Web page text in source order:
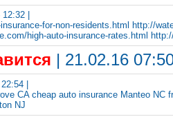
|
for-non-residents.html
http://
high-auto-insurance-rates.html
| 21.02.16
|
CA cheap auto insurance Manteo NC
NJ